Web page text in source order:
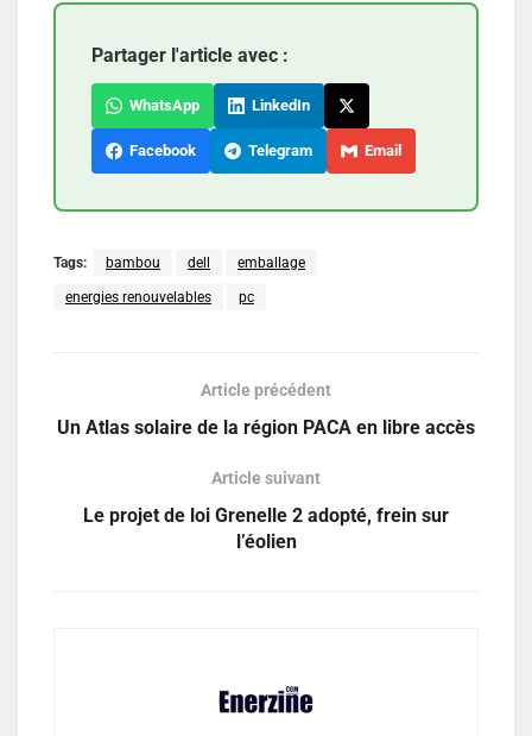
Partager l'article avec :
WhatsApp LinkedIn
Facebook Telegram Email
Tags: bambou dell emballage
energies renouvelables pc
Article précédent
Un Atlas solaire de la région PACA en libre accès
Article suivant
Le projet de loi Grenelle 2 adopté, frein sur
l’éolien